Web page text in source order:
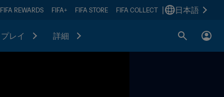
FIFA REWARDS FIFA+ FIFA STORE FIFA COLLECT 日本語
プレイ 詳細